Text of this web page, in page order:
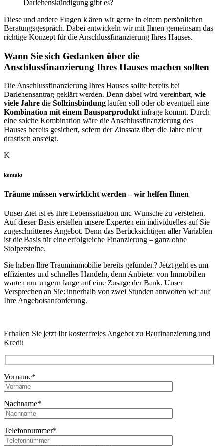
Darlehenskündigung gibt es?
Diese und andere Fragen klären wir gerne in einem persönlichen
Beratungsgespräch. Dabei entwickeln wir mit Ihnen gemeinsam das
richtige Konzept für die Anschlussfinanzierung Ihres Hauses.
Wann Sie sich Gedanken über die
Anschlussfinanzierung Ihres Hauses machen sollten
Die Anschlussfinanzierung Ihres Hauses sollte bereits bei
Darlehensantrag geklärt werden. Denn dabei wird vereinbart, wie
viele Jahre die Sollzinsbindung laufen soll oder ob eventuell eine
Kombination mit einem Bausparprodukt infrage kommt. Durch
eine solche Kombination wäre die Anschlussfinanzierung des
Hauses bereits gesichert, sofern der Zinssatz über die Jahre nicht
drastisch ansteigt.
K
kontakt
Träume müssen verwirklicht werden – wir helfen Ihnen
Unser Ziel ist es Ihre Lebenssituation und Wünsche zu verstehen.
Auf dieser Basis erstellen unsere Experten ein individuelles auf Sie
zugeschnittenes Angebot. Denn das Berücksichtigen aller Variablen
ist die Basis für eine erfolgreiche Finanzierung – ganz ohne
Stolpersteine.
Sie haben Ihre Traumimmobilie bereits gefunden? Jetzt geht es um
effizientes und schnelles Handeln, denn Anbieter von Immobilien
warten nur ungern lange auf eine Zusage der Bank. Unser
Versprechen an Sie: innerhalb von zwei Stunden antworten wir auf
Ihre Angebotsanforderung.
Erhalten Sie jetzt Ihr kostenfreies Angebot zu Baufinanzierung und
Kredit
Vorname*
Nachname*
Telefonnummer*